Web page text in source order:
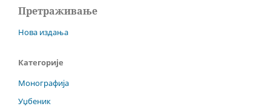
Претраживање
Нова издања
Категорије
Монографија
Уџбеник